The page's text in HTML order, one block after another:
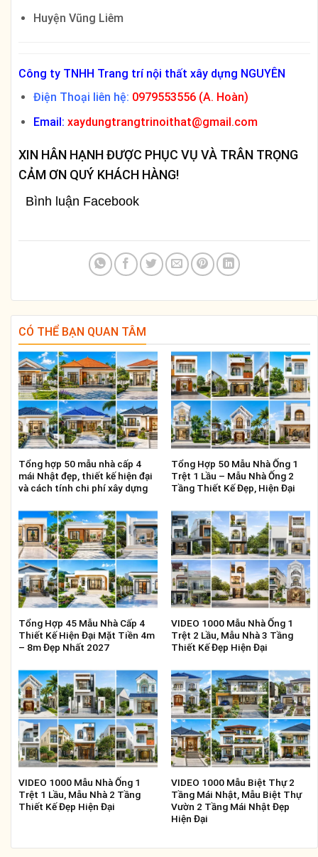
Huyện Vũng Liêm
Công ty TNHH Trang trí nội thất xây dựng NGUYÊN
Điện Thoại liên hệ: 0979553556 (A. Hoàn)
Email: xaydungtrangtrinoithat@gmail.com
XIN HÂN HẠNH ĐƯỢC PHỤC VỤ VÀ TRÂN TRỌNG
CẢM ƠN QUÝ KHÁCH HÀNG!
Bình luận Facebook
CÓ THỂ BẠN QUAN TÂM
Tổng hợp 50 mẫu nhà cấp 4
mái Nhật đẹp, thiết kế hiện đại
và cách tính chi phí xây dựng
Tổng Hợp 50 Mẫu Nhà Ống 1
Trệt 1 Lầu – Mẫu Nhà Ống 2
Tầng Thiết Kế Đẹp, Hiện Đại
Tổng Hợp 45 Mẫu Nhà Cấp 4
Thiết Kế Hiện Đại Mặt Tiền 4m
– 8m Đẹp Nhất 2027
VIDEO 1000 Mẫu Nhà Ống 1
Trệt 2 Lầu, Mẫu Nhà 3 Tầng
Thiết Kế Đẹp Hiện Đại
VIDEO 1000 Mẫu Nhà Ống 1
Trệt 1 Lầu, Mẫu Nhà 2 Tầng
Thiết Kế Đẹp Hiện Đại
VIDEO 1000 Mẫu Biệt Thự 2
Tầng Mái Nhật, Mẫu Biệt Thự
Vườn 2 Tầng Mái Nhật Đẹp
Hiện Đại